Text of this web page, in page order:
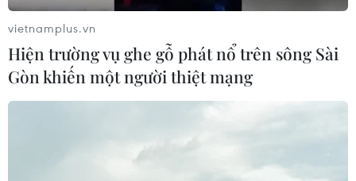
vietnamplus.vn
Hiện trường vụ ghe gỗ phát nổ trên sông Sài
Gòn khiến một người thiệt mạng